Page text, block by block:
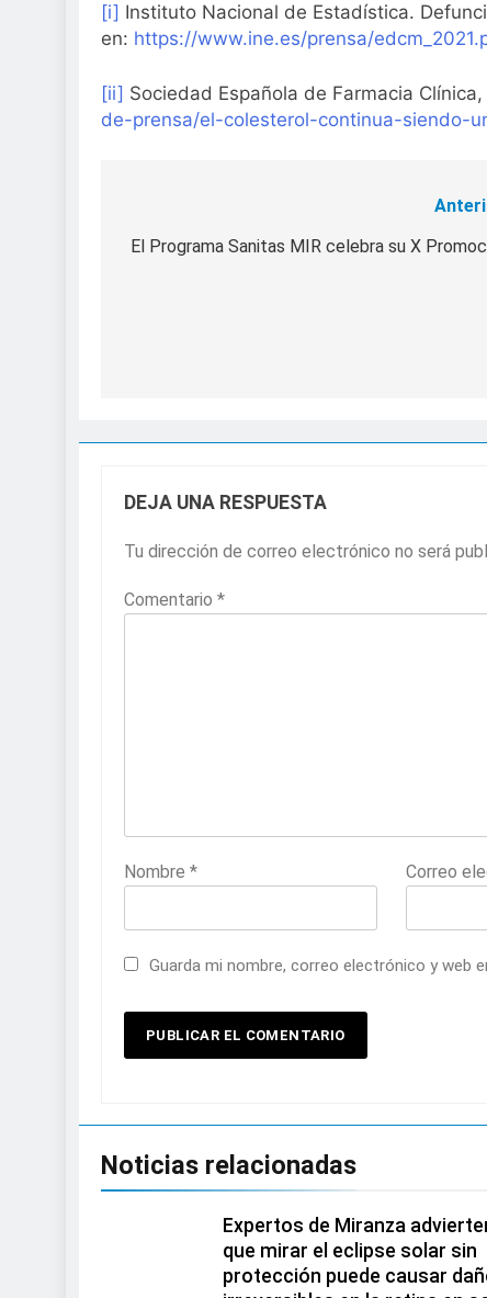
[i] Instituto Nacional de Estadística.
en: https://www.ine.es/prensa/
[ii] Sociedad Española de Farmacia
de-prensa/el-colesterol-continua-siendo-
de
El Programa Sanitas MIR celebra su X
DEJA UNA RESPUESTA
Tu dirección de correo electrónico no será
Comentario *
Nombre * Correo
Guarda mi nombre, correo electrónico y web
Noticias relacionadas
Expertos de Miranza
que mirar el eclipse solar sin
protección puede causar